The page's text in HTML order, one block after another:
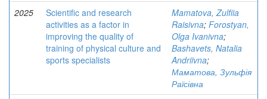
2025
Scientific and research
activities as a factor in
improving the quality of
training of physical culture and
sports specialists
Mamatova, Zulfiia
Raisivna; Forostyan,
Olga Ivanivna;
Bashavets, Natalia
Andriivna;
Маматова, Зульфія
Раїсівна